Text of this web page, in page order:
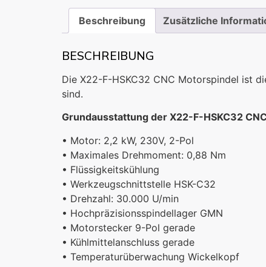
Beschreibung Zusätzliche
BESCHREIBUNG
Die X22-F-HSKC32 CNC Motorspindel ist
sind.
Grundausstattung der X22-F-HSKC32
• Motor: 2,2 kW, 230V, 2-Pol
• Maximales Drehmoment: 0,88 Nm
• Flüssigkeitskühlung
• Werkzeugschnittstelle HSK-C32
• Drehzahl: 30.000 U/min
• Hochpräzisionsspindellager GMN
• Motorstecker 9-Pol gerade
• Kühlmittelanschluss gerade
• Temperaturüberwachung Wickelkopf